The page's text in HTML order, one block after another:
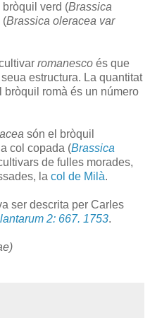
verd (Brassica
(Brassica oleracea var
romanesco és que
estructura. La quantitat
romà és un número
són el bròquil
col copada (Brassica
de fulles morades,
la col de Milà.
ser descrita per Carles
2: 667. 1753.